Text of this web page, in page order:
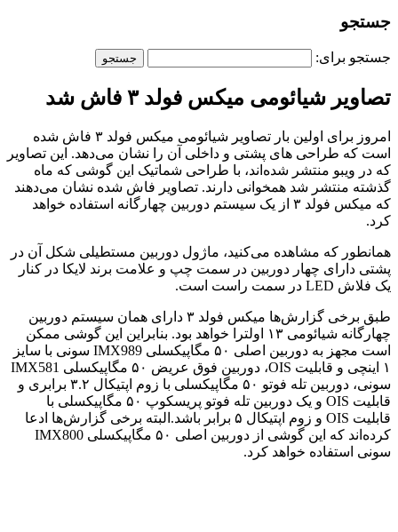
جستجو
جستجو برای:
تصاویر شیائومی میکس فولد ۳ فاش شد
امروز برای اولین بار تصاویر شیائومی میکس فولد ۳ فاش شده
است که طراحی های پشتی و داخلی آن را نشان می‌دهد. این تصاویر
که در ویبو منتشر شده‌اند، با طراحی شماتیک این گوشی که ماه
گذشته منتشر شد همخوانی دارند. تصاویر فاش شده نشان می‌دهند
که میکس فولد ۳ از یک سیستم دوربین چهارگانه استفاده خواهد
کرد.
همانطور که مشاهده می‌کنید، ماژول دوربین مستطیلی شکل آن در
پشتی دارای چهار دوربین در سمت چپ و علامت برند لایکا در کنار
یک فلاش LED در سمت راست است.
طبق برخی گزارش‌ها میکس فولد ۳ دارای همان سیستم دوربین
چهارگانه شیائومی ۱۳ اولترا خواهد بود. بنابراین این گوشی ممکن
است مجهز به دوربین اصلی ۵۰ مگاپیکسلی IMX989 سونی با سایز
۱ اینچی و قابلیت OIS، دوربین فوق عریض ۵۰ مگاپیکسلی IMX581
سونی، دوربین تله فوتو ۵۰ مگاپیکسلی با زوم اپتیکال ۳.۲ برابری و
قابلیت OIS و یک دوربین تله فوتو پریسکوپ ۵۰ مگاپیکسلی با
قابلیت OIS و زوم اپتیکال ۵ برابر باشد.البته برخی گزارش‌ها ادعا
کرده‌اند که این گوشی از دوربین اصلی ۵۰ مگاپیکسلی IMX800
سونی استفاده خواهد کرد.